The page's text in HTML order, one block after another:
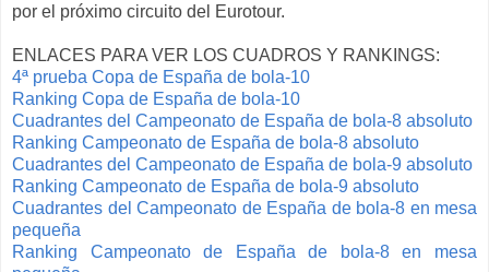
por el próximo circuito del Eurotour.
ENLACES PARA VER LOS CUADROS Y RANKINGS:
4ª prueba Copa de España de bola-10
Ranking Copa de España de bola-10
Cuadrantes del Campeonato de España de bola-8 absoluto
Ranking Campeonato de España de bola-8 absoluto
Cuadrantes del Campeonato de España de bola-9 absoluto
Ranking Campeonato de España de bola-9 absoluto
Cuadrantes del Campeonato de España de bola-8 en mesa
pequeña
Ranking Campeonato de España de bola-8 en mesa